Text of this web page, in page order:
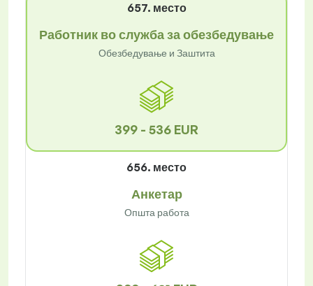
657. место
Работник во служба за обезбедување
Обезбедување и Заштита
399 - 536 EUR
656. место
Анкетар
Општа работа